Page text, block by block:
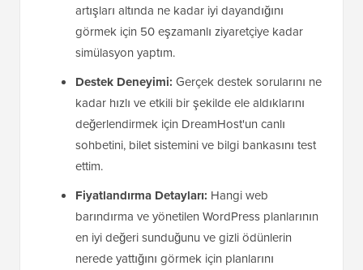
artışları altında ne kadar iyi dayandığını
görmek için 50 eşzamanlı ziyaretçiye kadar
simülasyon yaptım.
Destek Deneyimi: Gerçek destek sorularını ne
kadar hızlı ve etkili bir şekilde ele aldıklarını
değerlendirmek için DreamHost'un canlı
sohbetini, bilet sistemini ve bilgi bankasını test
ettim.
Fiyatlandırma Detayları: Hangi web
barındırma ve yönetilen WordPress planlarının
en iyi değeri sunduğunu ve gizli ödünlerin
nerede yattığını görmek için planlarını